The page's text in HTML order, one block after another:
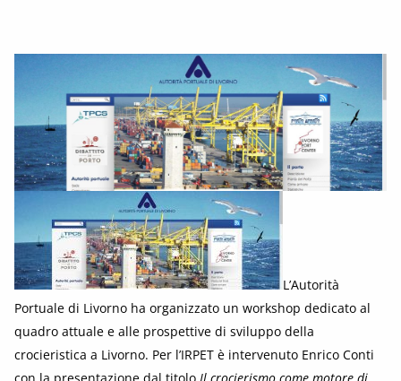
L’Autorità
Portuale di Livorno ha organizzato un workshop dedicato al
quadro attuale e alle prospettive di sviluppo della
crocieristica a Livorno. Per l’IRPET è intervenuto Enrico Conti